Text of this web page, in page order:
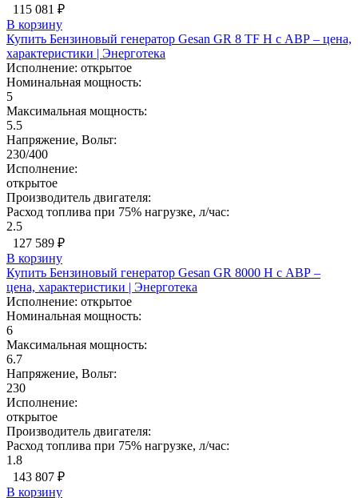
115 081 ₽
В корзину
Купить Бензиновый генератор Gesan GR 8 TF H с АВР – цена,
характеристики | Энерготека
Исполнение: открытое
Номинальная мощность:
5
Максимальная мощность:
5.5
Напряжение, Вольт:
230/400
Исполнение:
открытое
Производитель двигателя:
Расход топлива при 75% нагрузке, л/час:
2.5
127 589 ₽
В корзину
Купить Бензиновый генератор Gesan GR 8000 H с АВР –
цена, характеристики | Энерготека
Исполнение: открытое
Номинальная мощность:
6
Максимальная мощность:
6.7
Напряжение, Вольт:
230
Исполнение:
открытое
Производитель двигателя:
Расход топлива при 75% нагрузке, л/час:
1.8
143 807 ₽
В корзину